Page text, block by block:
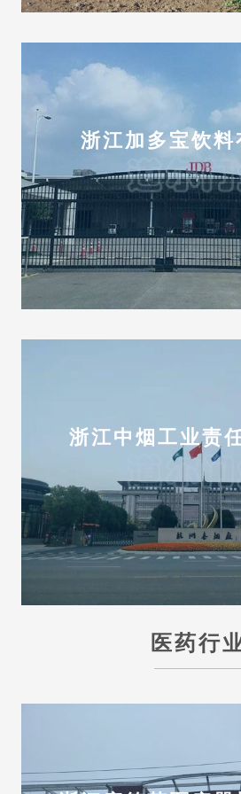
浙江加多宝饮
浙江中烟工业责
医药行